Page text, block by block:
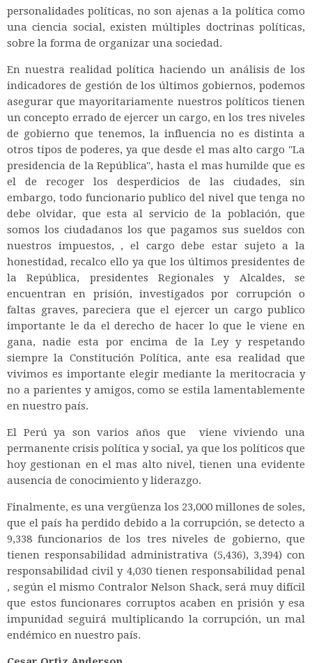
personalidades políticas, no son ajenas a la política como
una ciencia social, existen múltiples doctrinas políticas,
sobre la forma de organizar una sociedad.
En nuestra realidad política haciendo un análisis de los
indicadores de gestión de los últimos gobiernos, podemos
asegurar que mayoritariamente nuestros políticos tienen
un concepto errado de ejercer un cargo, en los tres niveles
de gobierno que tenemos, la influencia no es distinta a
otros tipos de poderes, ya que desde el mas alto cargo "La
presidencia de la República", hasta el mas humilde que es
el de recoger los desperdicios de las ciudades, sin
embargo, todo funcionario publico del nivel que tenga no
debe olvidar, que esta al servicio de la población, que
somos los ciudadanos los que pagamos sus sueldos con
nuestros impuestos, , el cargo debe estar sujeto a la
honestidad, recalco ello ya que los últimos presidentes de
la República, presidentes Regionales y Alcaldes, se
encuentran en prisión, investigados por corrupción o
faltas graves, pareciera que el ejercer un cargo publico
importante le da el derecho de hacer lo que le viene en
gana, nadie esta por encima de la Ley y respetando
siempre la Constitución Política, ante esa realidad que
vivimos es importante elegir mediante la meritocracia y
no a parientes y amigos, como se estila lamentablemente
en nuestro país.
El Perú ya son varios años que viene viviendo una
permanente crisis política y social, ya que los políticos que
hoy gestionan en el mas alto nivel, tienen una evidente
ausencia de conocimiento y liderazgo.
Finalmente, es una vergüenza los 23,000 millones de soles,
que el país ha perdido debido a la corrupción, se detecto a
9,338 funcionarios de los tres niveles de gobierno, que
tienen responsabilidad administrativa (5,436), 3,394) con
responsabilidad civil y 4,030 tienen responsabilidad penal
, según el mismo Contralor Nelson Shack, será muy difícil
que estos funcionares corruptos acaben en prisión y esa
impunidad seguirá multiplicando la corrupción, un mal
endémico en nuestro país.